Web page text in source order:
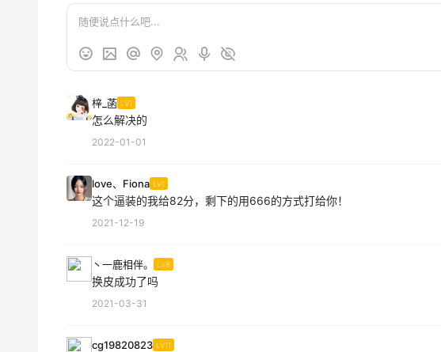
梓_菡 LV1
怎么解决的
2022-01-01
love、Fiona LV1
这个逼装的我给82分，剩下的用666的方式打给你！
2021-12-19
丶一鹿相伴。 LV8
换皮成功了吗
2021-03-31
cg19820823 LV11